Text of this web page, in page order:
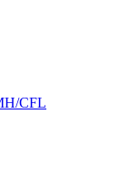
CFL